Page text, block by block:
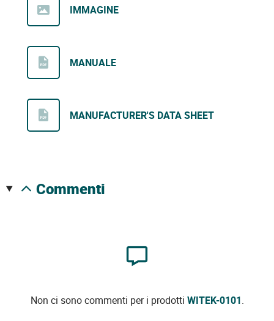
IMMAGINE
MANUALE
MANUFACTURER'S DATA SHEET
commenti
Non ci sono commenti per i prodotti WITEK-0101.